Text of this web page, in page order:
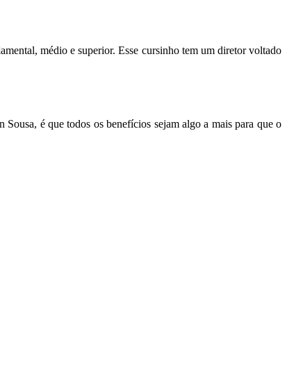
médio e superior. Esse cursinho tem um diretor voltado
é que todos os benefícios sejam algo a mais para que o